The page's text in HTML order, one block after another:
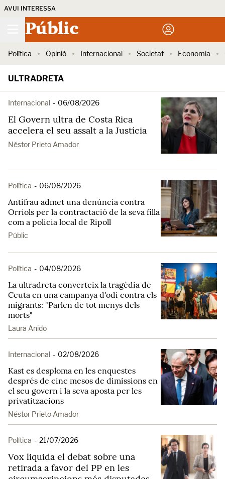
AVUI INTERESSA
Públic
Política Opinió Internacional Societat Economia
ULTRADRETA
Internacional - 06/08/2026
El Govern ultra de Costa Rica
accelera el seu assalt a la Justícia
Néstor Prieto Amador
Política - 06/08/2026
Antifrau admet una denúncia contra
Orriols per la contractació de la seva filla
com a policia local de Ripoll
Públic
Política - 04/08/2026
La ultradreta converteix la tragèdia de
Ceuta en una campanya d'odi contra els
migrants: "Parlen de tot menys dels
morts"
Laura Anido
Internacional - 02/08/2026
Kast es desploma en les enquestes
després de cinc mesos de dimissions en
el seu govern i la seva aposta per les
privatitzacions
Néstor Prieto Amador
Política - 21/07/2026
Vox liquida el debat sobre una
retirada a favor del PP en les